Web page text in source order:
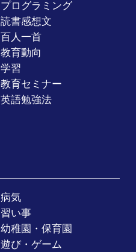
プログラミング
読書感想文
百人一首
教育動向
学習
教育セミナー
英語勉強法
病気
習い事
幼稚園・保育園
遊び・ゲーム